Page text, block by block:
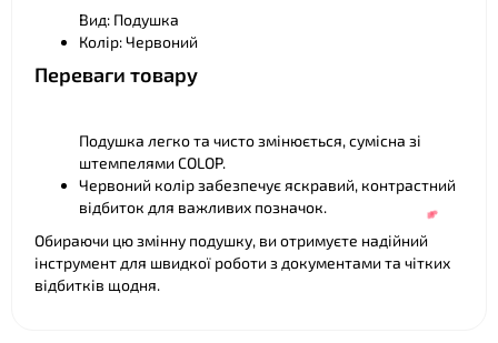
Вид: Подушка
Колір: Червоний
Переваги товару
Подушка легко та чисто змінюється, сумісна зі
штемпелями COLOP.
Червоний колір забезпечує яскравий, контрастний
відбиток для важливих позначок.
Обираючи цю змінну подушку, ви отримуєте надійний
інструмент для швидкої роботи з документами та чітких
відбитків щодня.